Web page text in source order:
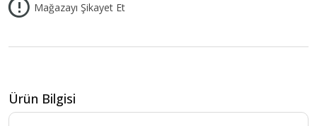
Mağazayı Şikayet Et
Ürün Bilgisi